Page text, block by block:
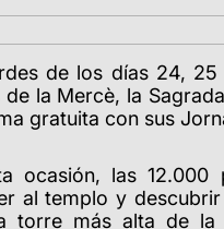
de los días 24,
de la Mercè, la
gratuita con sus
ocasión, las 12.000
al templo y
torre más alta de la